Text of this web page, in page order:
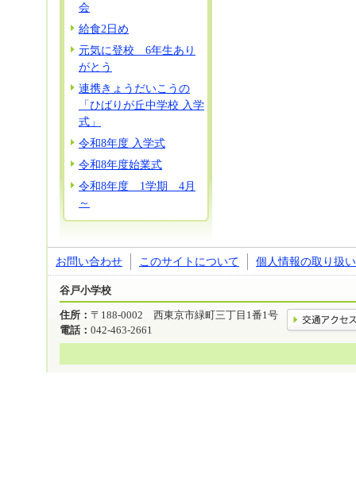
会
給食2日め
元気に登校 6年生あり
がとう
連携きょうだいこうの
「ひばりが丘中学校 入学
式」
令和8年度 入学式
令和8年度始業式
令和8年度 1学期 4月
～
お問い合わせ このサイトについて 個人情報の取り扱い
谷戸小学校
住所： 〒188-0002 西東京市緑町三丁目1番1号
電話： 042-463-2661